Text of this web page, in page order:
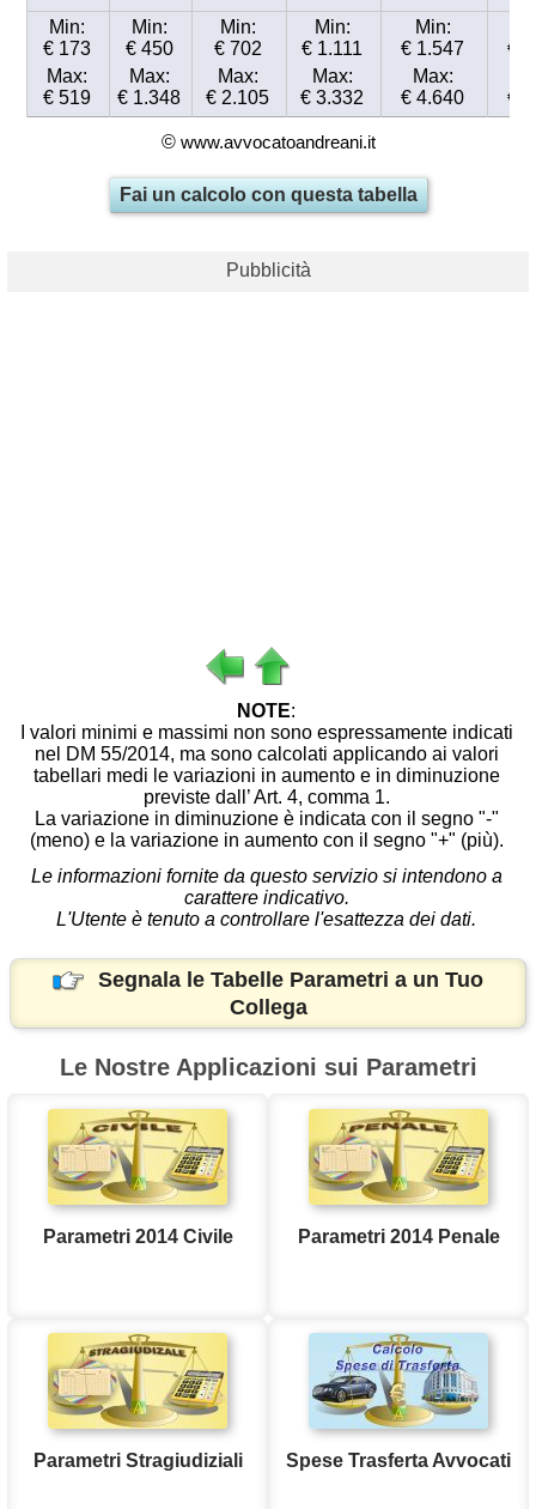
Min:
€ 173
Min:
€ 450
Min:
€ 702
Min:
€ 1.111
Min:
€ 1.547
€
Max:
€ 519
Max:
€ 1.348
Max:
€ 2.105
Max:
€ 3.332
Max:
€ 4.640
€
© www.avvocatoandreani.it
Fai un calcolo con questa tabella
Pubblicità
NOTE:
I valori minimi e massimi non sono espressamente indicati
nel DM 55/2014, ma sono calcolati applicando ai valori
tabellari medi le variazioni in aumento e in diminuzione
previste dall’ Art. 4, comma 1.
La variazione in diminuzione è indicata con il segno "-"
(meno) e la variazione in aumento con il segno "+" (più).
Le informazioni fornite da questo servizio si intendono a
carattere indicativo.
L'Utente è tenuto a controllare l'esattezza dei dati.
Segnala le Tabelle Parametri a un Tuo
Collega
Le Nostre Applicazioni sui Parametri
Parametri 2014 Civile Parametri 2014 Penale
Parametri Stragiudiziali Spese Trasferta Avvocati